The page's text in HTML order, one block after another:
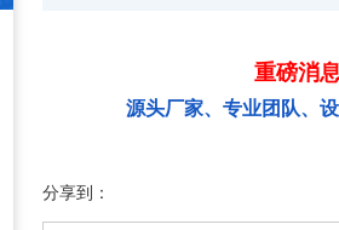
重磅消
源头厂家、专业团队、
分享到：